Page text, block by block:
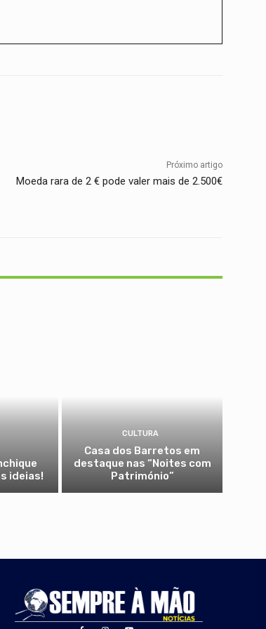
Próximo artigo
Moeda rara de 2 € pode valer mais de 2.500€
ideias!
CULTURA
Casa dos Barretos em
destaque nas “Noites com
Património”